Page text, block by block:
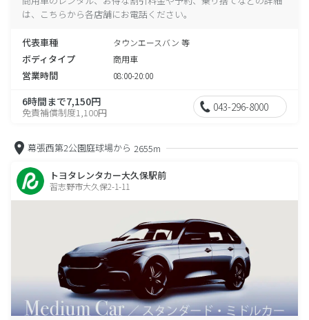
は、こちらから各店舗にお電話ください。
代表車種 タウンエースバン 等
ボディタイプ 商用車
営業時間 08:00-20:00
6時間まで7,150円
免責補償制度1,100円 043-296-8000
幕張西第2公園庭球場から 2655m
トヨタレンタカー大久保駅前
習志野市大久保2-1-11